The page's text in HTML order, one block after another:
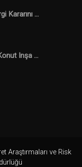
Kararını ...
Inşa ...
Araştırmaları ve Risk